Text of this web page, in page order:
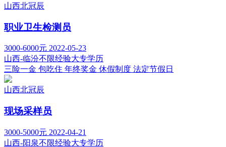
山西北冠辰
职业卫生检测员
3000-6000元 2022-05-23
山西-临汾不限经验大专学历
三险一金 包吃住 年终奖金 休假制度 法定节假日
山西北冠辰
现场采样员
3000-5000元 2022-04-21
山西-阳泉不限经验大专学历